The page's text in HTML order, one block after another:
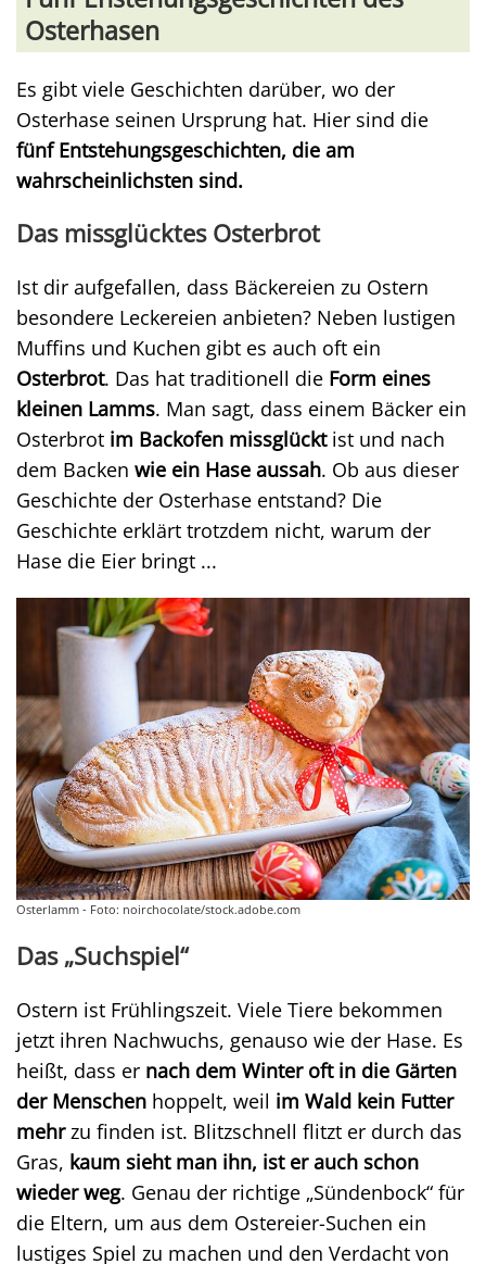
Osterhasen
Es gibt viele Geschichten darüber, wo der
Osterhase seinen Ursprung hat. Hier sind die
fünf Entstehungsgeschichten, die am
wahrscheinlichsten sind.
Das missglücktes Osterbrot
Ist dir aufgefallen, dass Bäckereien zu Ostern
besondere Leckereien anbieten? Neben lustigen
Muffins und Kuchen gibt es auch oft ein
Osterbrot. Das hat traditionell die Form eines
kleinen Lamms. Man sagt, dass einem Bäcker ein
Osterbrot im Backofen missglücktist und nach
dem Backen wie ein Hase aussah. Ob aus dieser
Geschichte der Osterhase entstand? Die
Geschichte erklärt trotzdem nicht, warum der
Hase die Eier bringt ...
Osterlamm - Foto: noirchocolate/stock.adobe.com
Das „Suchspiel“
Ostern ist Frühlingszeit. Viele Tiere bekommen
jetzt ihren Nachwuchs, genauso wie der Hase. Es
heißt, dass er nach dem Winter oft in die Gärten
der Menschen hoppelt, weil im Wald kein Futter
mehrzu finden ist. Blitzschnell flitzt er durch das
Gras, kaum sieht man ihn, ist er auch schon
wieder weg. Genau der richtige „Sündenbock“ für
die Eltern, um aus dem Ostereier-Suchen ein
lustiges Spiel zu machen und den Verdacht von